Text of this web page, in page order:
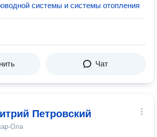
системы и системы отопления
Чат
Петровский
Ола